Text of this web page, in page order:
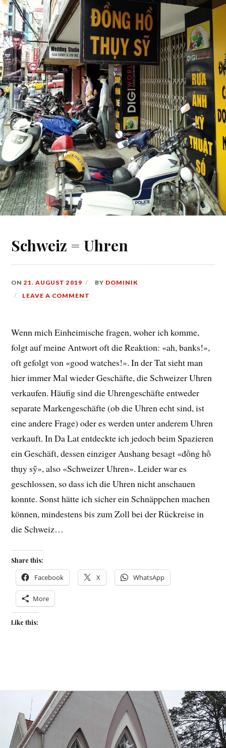
Schweiz = Uhren
ON21. AUGUST 2019 BY DOMINIK
LEAVE A COMMENT
Wenn mich Einheimische fragen, woher ich komme,
folgt auf meine Antwort oft die Reaktion: «ah, banks!»,
oft gefolgt von «good watches!». In der Tat sieht man
hier immer Mal wieder Geschäfte, die Schweizer Uhren
verkaufen. Häufig sind die Uhrengeschäfte entweder
separate Markengeschäfte (ob die Uhren echt sind, ist
eine andere Frage) oder es werden unter anderem Uhren
verkauft. In Da Lat entdeckte ich jedoch beim Spazieren
ein Geschäft, dessen einziger Aushang besagt «đồng hồ
thụy sỹ», also «Schweizer Uhren». Leider war es
geschlossen, so dass ich die Uhren nicht anschauen
konnte. Sonst hätte ich sicher ein Schnäppchen machen
können, mindestens bis zum Zoll bei der Rückreise in
die Schweiz…
Share this:
Facebook X WhatsApp
More
Like this: